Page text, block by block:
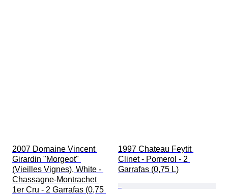
2007 Domaine Vincent
Girardin "Morgeot"
(Vieilles Vignes), White -
Chassagne-Montrachet
1er Cru - 2 Garrafas (0,75
1997 Chateau Feytit
Clinet - Pomerol - 2
Garrafas (0,75 L)